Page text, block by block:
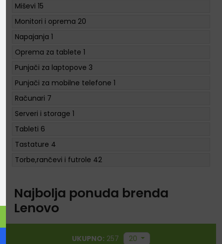
Miševi 15
Monitori i oprema 20
Napajanja 1
Oprema za tablete 1
Punjači za laptopove 3
Punjači za mobilne telefone 1
Računari 7
Serveri i storage 1
Tableti 6
Tastature 4
Torbe,rančevi i futrole 42
Najbolja ponuda brenda
Lenovo
UKUPNO: 257 20